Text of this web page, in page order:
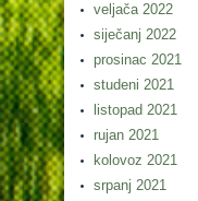
veljača 2022
siječanj 2022
prosinac 2021
studeni 2021
listopad 2021
rujan 2021
kolovoz 2021
srpanj 2021